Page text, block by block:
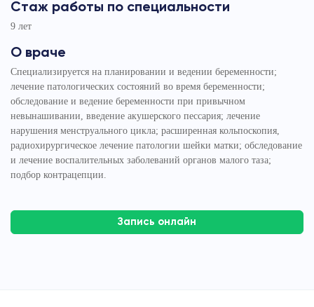
Стаж работы по специальности
9 лет
О враче
Специализируется на планировании и ведении беременности;
лечение патологических состояний во время беременности;
обследование и ведение беременности при привычном
невынашивании, введение акушерского пессария; лечение
нарушения менструального цикла; расширенная кольпоскопия,
радиохирургическое лечение патологии шейки матки; обследование
и лечение воспалительных заболеваний органов малого таза;
подбор контрацепции.
Запись онлайн